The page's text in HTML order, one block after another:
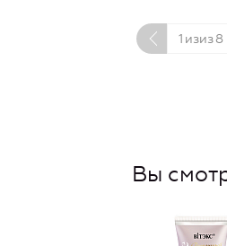
1 изиз8
Вы